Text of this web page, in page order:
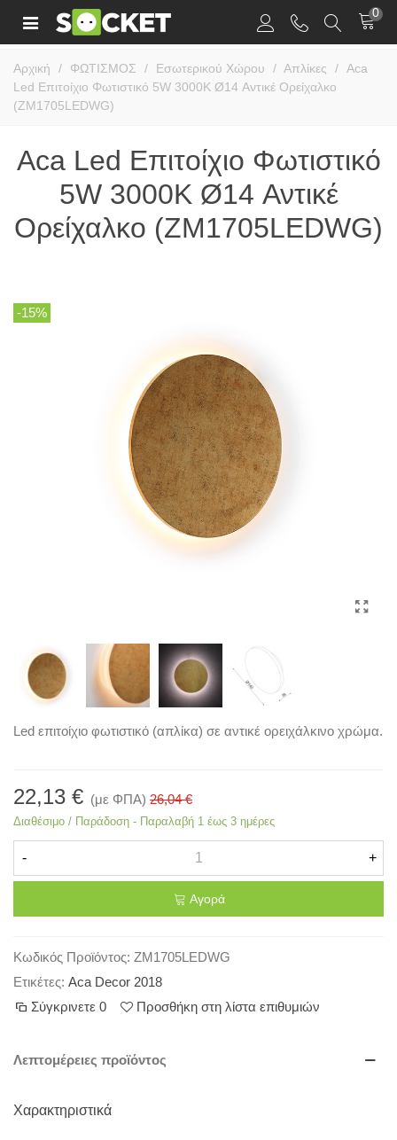
0
Αρχική / ΦΩΤΙΣΜΟΣ / Εσωτερικού Χώρου / Απλίκες / Aca
Led Επιτοίχιο Φωτιστικό 5W 3000K Ø14 Αντικέ Ορείχαλκο
(ZM1705LEDWG)
Aca Led Επιτοίχιο Φωτιστικό
5W 3000K Ø14 Αντικέ
Ορείχαλκο (ZM1705LEDWG)
-15%
Led επιτοίχιο φωτιστικό (απλίκα) σε αντικέ ορειχάλκινο χρώμα.
22,13 € (με ΦΠΑ) 26,04 €
Διαθέσιμο / Παράδοση - Παραλαβή 1 έως 3 ημέρες
- +
Αγορά
Κωδικός Προϊόντος: ZM1705LEDWG
Ετικέτες: Aca Decor 2018
Σύγκρινετε 0 Προσθήκη στη λίστα επιθυμιών
Λεπτομέρειες προϊόντος
Χαρακτηριστικά